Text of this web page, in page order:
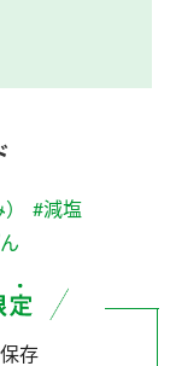
#減塩
存